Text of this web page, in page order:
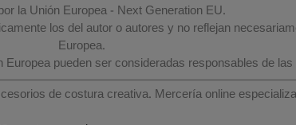
la Unión Europea - Next Generation EU.
los del autor o autores y no reflejan
Europea.
Europea pueden ser consideradas responsables de
de costura creativa. Mercería online